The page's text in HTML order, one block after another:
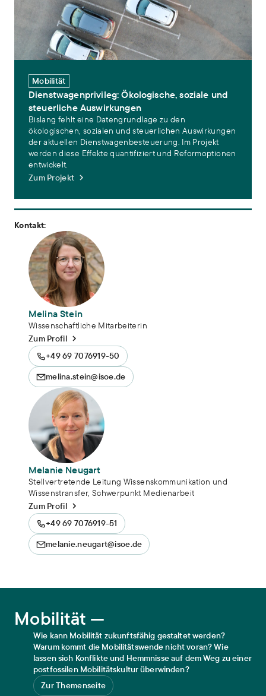
Mobilität
Dienstwagenprivileg: Ökologische, soziale und
steuerliche Auswirkungen
Bislang fehlt eine Datengrundlage zu den
ökologischen, sozialen und steuerlichen Auswirkungen
der aktuellen Dienstwagenbesteuerung. Im Projekt
werden diese Effekte quantifiziert und Reformoptionen
entwickelt.
Zum Projekt
Kontakt:
Melina Stein
Wissenschaftliche Mitarbeiterin
Zum Profil
+49 69 7076919-50
melina.stein@isoe.de
Melanie Neugart
Stellvertretende Leitung Wissenskommunikation und
Wissenstransfer, Schwerpunkt Medienarbeit
Zum Profil
+49 69 7076919-51
melanie.neugart@isoe.de
Mobilität —
Wie kann Mobilität zukunftsfähig gestaltet werden?
Warum kommt die Mobilitätswende nicht voran? Wie
lassen sich Konflikte und Hemmnisse auf dem Weg zu einer
postfossilen Mobilitätskultur überwinden?
Zur Themenseite